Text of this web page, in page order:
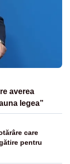
averea
legea”
care
pentru